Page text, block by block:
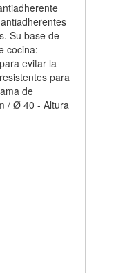
Su base de
cocina:
evitar la
para
de
/ Ø 40 - Altura